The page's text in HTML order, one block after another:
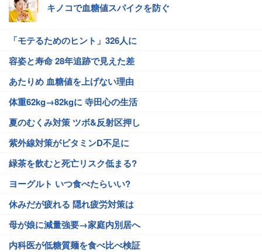
キノコで血糖値スパイクを防ぐ
「モテるためのヒント」326人に
容姿と寿命 28年追跡で見えた差
あたりめ 血糖値を上げない理由
体重62kg→82kgに 寺田心の生活
夏のむくみ対策 ツボ&反射区押し
紫外線対策がビタミンD不足に
緑茶を飲むと死亡リスク低まる?
ヨーグルト いつ食べたらいい?
休みだが疲れる 隠れ疲労対策は
母が娘に減量強要→家庭内別居へ
内科医が低糖質麺を食べ比べ検証